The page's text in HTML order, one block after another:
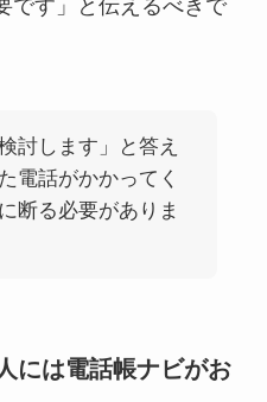
です」と伝えるべきで
討します」と答え
電話がかかってく
断る必要がありま
には電話帳ナビがお